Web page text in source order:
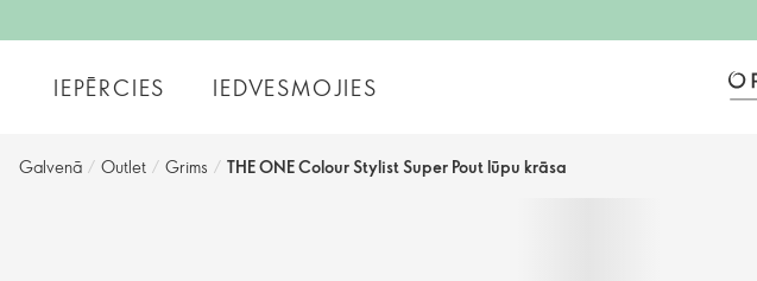
IEPĒRCIES IEDVESMOJIES
Galvenā / Outlet / Grims / THE ONE Colour Stylist Super Pout lūpu krāsa